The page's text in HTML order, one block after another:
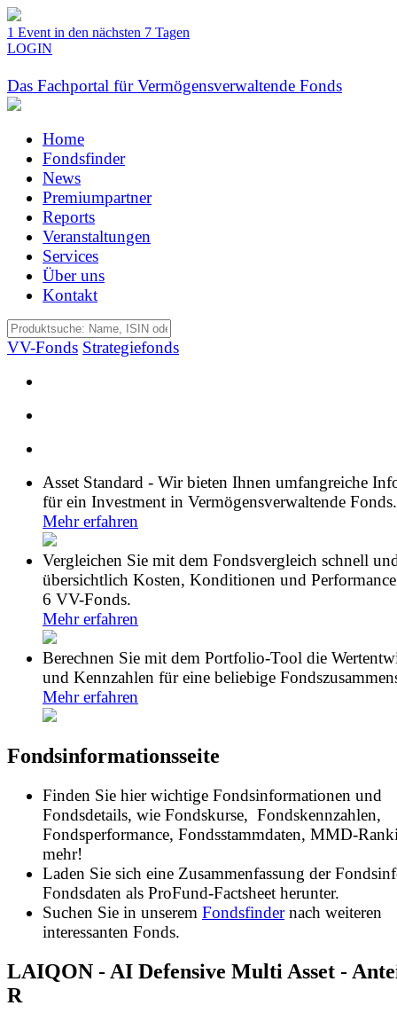
1 Event in den nächsten 7 Tagen
LOGIN
Das Fachportal für Vermögensverwaltende Fonds
Home
Fondsfinder
News
Premiumpartner
Reports
Veranstaltungen
Services
Über uns
Kontakt
VV-Fonds Strategiefonds
Asset Standard - Wir bieten Ihnen umfangreiche
für ein Investment in Vermögensverwaltende Fonds.
Mehr erfahren
Vergleichen Sie mit dem Fondsvergleich schnell
übersichtlich Kosten, Konditionen und
6 VV-Fonds.
Mehr erfahren
Berechnen Sie mit dem Portfolio-Tool die
und Kennzahlen für eine beliebige
Mehr erfahren
Fondsinformationsseite
Finden Sie hier wichtige Fondsinformationen und
Fondsdetails, wie Fondskurse, Fondskennzahlen,
Fondsperformance, Fondsstammdaten, MMD-
mehr!
Laden Sie sich eine Zusammenfassung der
Fondsdaten als ProFund-Factsheet herunter.
Suchen Sie in unserem Fondsfindernach weiteren
interessanten Fonds.
LAIQON - AI Defensive Multi Asset -
R